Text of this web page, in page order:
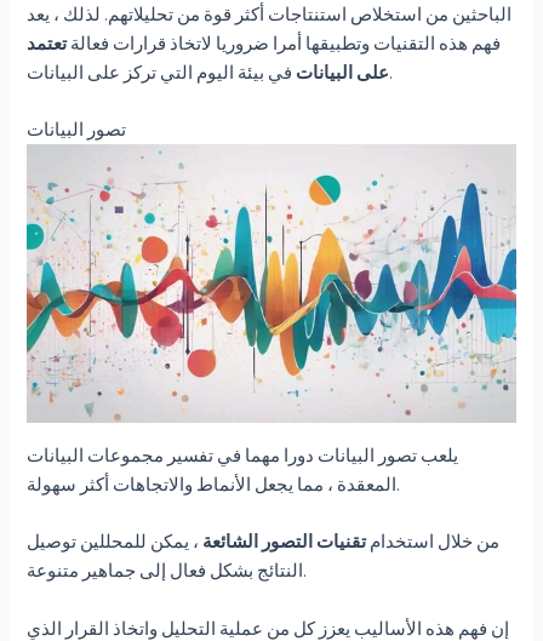
الباحثين من استخلاص استنتاجات أكثر قوة من تحليلاتهم. لذلك ، يعد
فهم هذه التقنيات وتطبيقها أمرا ضروريا لاتخاذ قرارات فعالةتعتمد
على البياناتفي بيئة اليوم التي تركز على البيانات.
تصور البيانات
يلعب تصور البيانات دورا مهما في تفسير مجموعات البيانات
المعقدة ، مما يجعل الأنماط والاتجاهات أكثر سهولة.
من خلال استخدامتقنيات التصور الشائعة ، يمكن للمحللين توصيل
النتائج بشكل فعال إلى جماهير متنوعة.
إن فهم هذه الأساليب يعزز كل من عملية التحليل واتخاذ القرار الذي